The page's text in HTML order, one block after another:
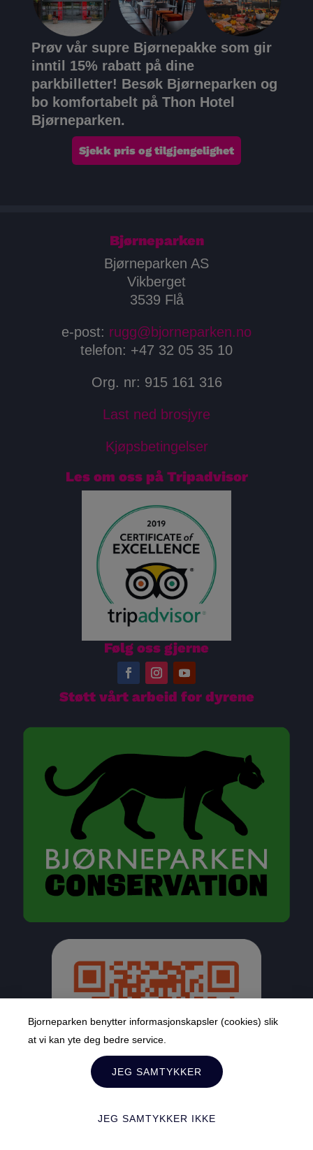
Prøv vår supre Bjørnepakke som gir
inntil 15% rabatt på dine
parkbilletter! Besøk Bjørneparken og
bo komfortabelt på Thon Hotel
Bjørneparken.
Sjekk pris og tilgjengelighet
Bjørneparken
Bjørneparken AS
Vikberget
3539 Flå
e-post: rugg@bjorneparken.no
telefon: +47 32 05 35 10
Org. nr: 915 161 316
Last ned brosjyre
Kjøpsbetingelser
Les om oss på Tripadvisor
Følg oss gjerne
Støtt vårt arbeid for dyrene
Bjorneparken benytter informasjonskapsler (cookies) slik
at vi kan yte deg bedre service.
JEG SAMTYKKER
JEG SAMTYKKER IKKE